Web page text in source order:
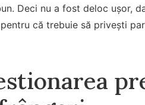
Deci nu a fost deloc ușor,
că trebuie să privești